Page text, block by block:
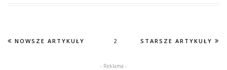
2
NOWSZE ARTYKUŁY STARSZE ARTYKUŁY
- Reklama -